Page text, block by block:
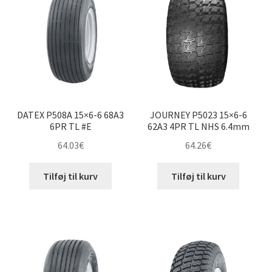
4.10/3.50-6″
4.10-6″
5.30/4.50-6″
12×6-6″
13×5-6″
13×6.50-6″
15×5.50-6″
til
høj
DATEX P508A 15×6-6 68A3
6PR TL #E
64.03€
Tilføj til kurv
JOURNEY P5023 15×6-6
62A3 4PR TL NHS 6.4mm
64.26€
Tilføj til kurv